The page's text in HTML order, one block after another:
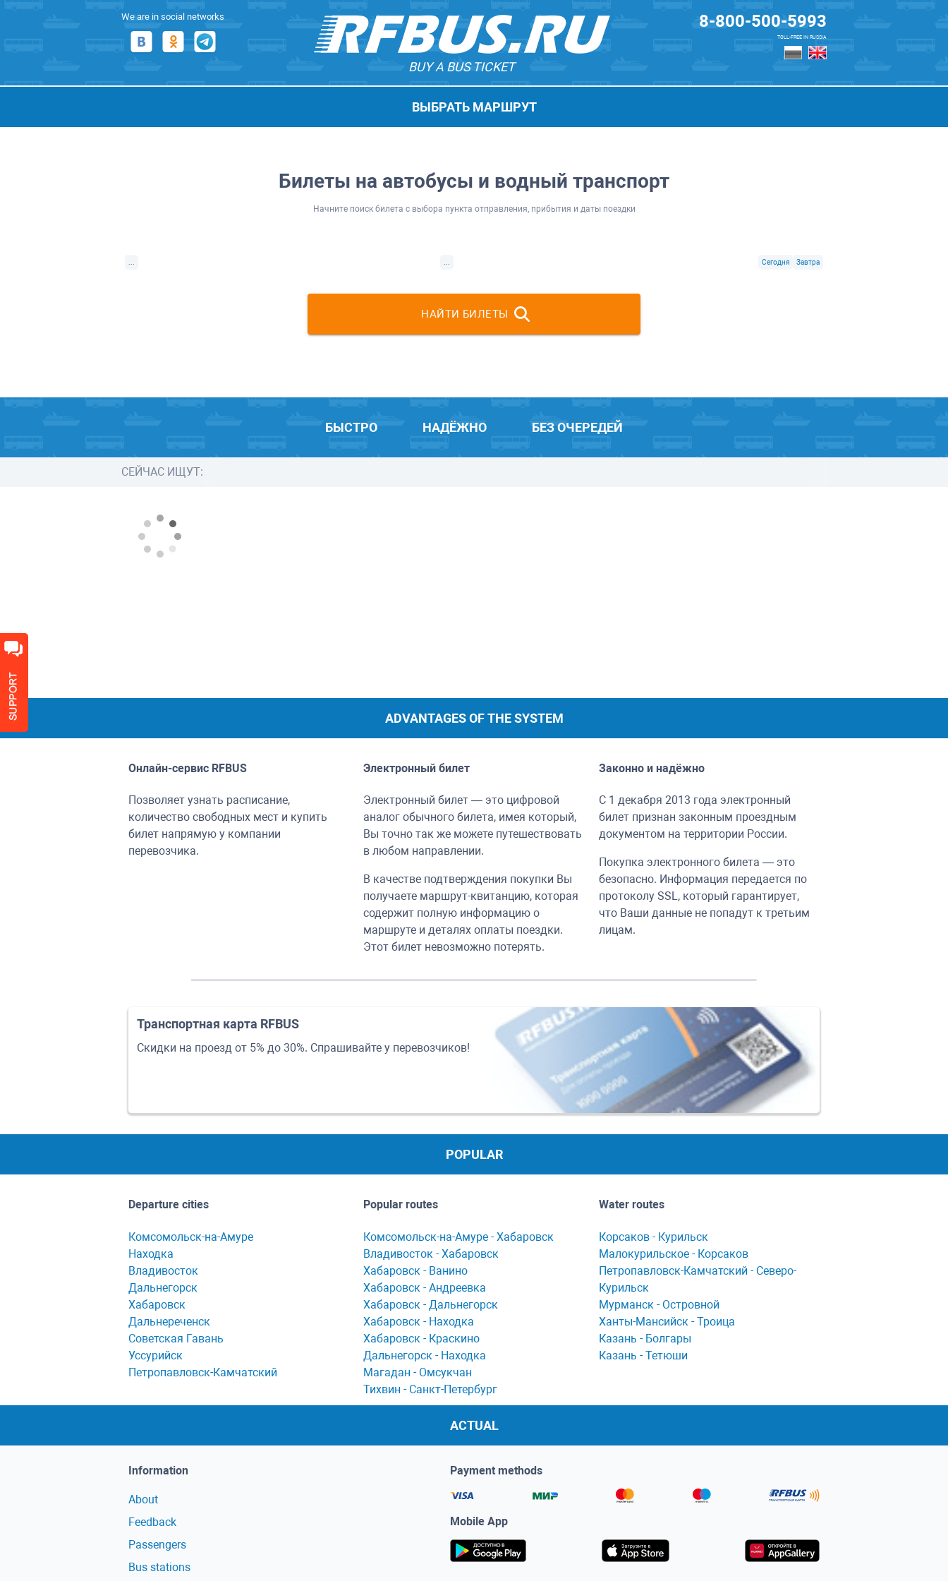
We are in social networks
BUY A BUS TICKET
8-800-500-5993
TOLL-FREE IN RUSSIA
ВЫБРАТЬ МАРШРУТ
Билеты на автобусы и водный транспорт
Начните поиск билета с выбора пункта отправления, прибытия и даты поездки
Сегодня Завтра
НАЙТИ БИЛЕТЫ
БЫСТРО НАДЁЖНО БЕЗ ОЧЕРЕДЕЙ
СЕЙЧАС ИЩУТ:
ADVANTAGES OF THE SYSTEM
Онлайн-сервис RFBUS
Позволяет узнать расписание,
количество свободных мест и купить
билет напрямую у компании
перевозчика.
Электронный билет
Электронный билет — это цифровой
аналог обычного билета, имея который,
Вы точно так же можете путешествовать
в любом направлении.
В качестве подтверждения покупки Вы
получаете маршрут-квитанцию, которая
содержит полную информацию о
маршруте и деталях оплаты поездки.
Этот билет невозможно потерять.
Законно и надёжно
С 1 декабря 2013 года электронный
билет признан законным проездным
документом на территории России.
Покупка электронного билета — это
безопасно. Информация передается по
протоколу SSL, который гарантирует,
что Ваши данные не попадут к третьим
лицам.
Транспортная карта RFBUS
Скидки на проезд от 5% до 30%. Спрашивайте у перевозчиков!
POPULAR
Departure cities
Комсомольск-на-Амуре
Находка
Владивосток
Дальнегорск
Хабаровск
Дальнереченск
Советская Гавань
Уссурийск
Петропавловск-Камчатский
Popular routes
Комсомольск-нa-Амуре - Хaбaровск
Владивосток - Хабаровск
Хaбaровск - Ванино
Хабаровск - Андреевка
Хабаровск - Дальнегорск
Хабаровск - Находка
Хабаровск - Краскино
Дальнегорск - Находка
Мaгaдaн - Омсукчaн
Тихвин - Сaнкт-Петербург
Water routes
Корсaков - Курильск
Мaлокурильское - Корсaков
Петропaвловск-Кaмчaтский - Северо-
Курильск
Мурманск - Островной
Ханты-Мансийск - Троица
Казань - Болгары
Казань - Тетюши
ACTUAL
Information
About
Feedback
Passengers
Bus stations
Payment methods
Mobile App